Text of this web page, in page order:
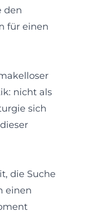
den
für einen
nicht als
sich
die Suche
einen